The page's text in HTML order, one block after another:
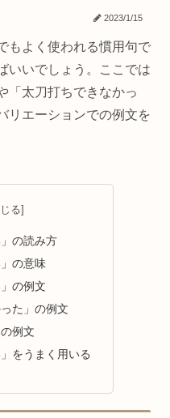
2023/1/15
もよく使われる慣用句で
いいでしょう。ここでは
「太刀打ちできなかっ
リエーションでの例文を
の読み方
の意味
の例文
た」の例文
例文
をうまく用いる